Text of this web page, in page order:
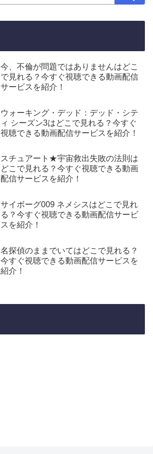
今、不倫が問題ではありませんはどこ
で見れる？今すぐ視聴できる動画配信
サービスを紹介！
ウォーキング・デッド：デッド・シテ
ィ シーズン3はどこで見れる？今すぐ
視聴できる動画配信サービスを紹介！
スチュアート★宇宙救出失敗の法則は
どこで見れる？今すぐ視聴できる動画
配信サービスを紹介！
サイボーグ009 ネメシスはどこで見れ
る？今すぐ視聴できる動画配信サービ
スを紹介！
名探偵のままでいてはどこで見れる？
今すぐ視聴できる動画配信サービスを
紹介！